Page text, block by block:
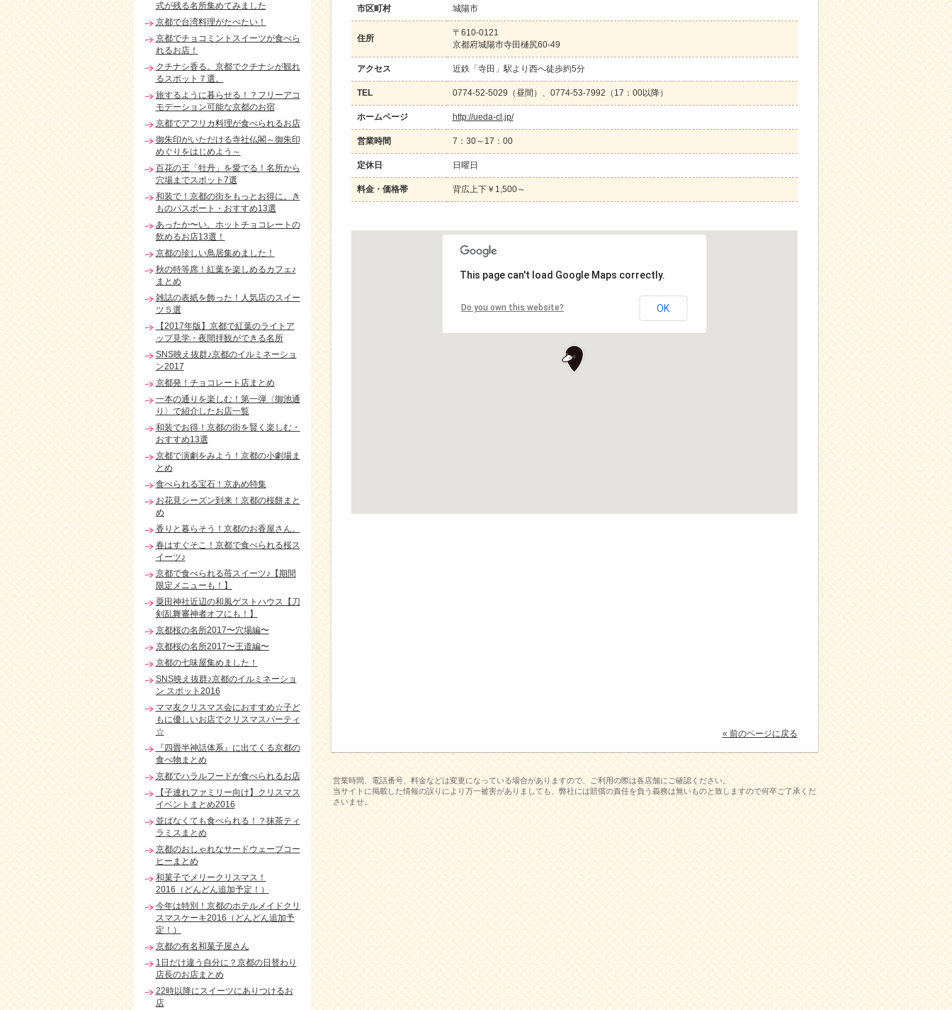
市区町村 城陽市
住所
〒610-0121
京都府城陽市寺田樋尻60-49
アクセス 近鉄「寺田」駅より西へ徒歩約5分
TEL 0774-52-5029（昼間）、0774-53-7992（17：00以降）
ホームページ http://ueda-cl.jp/
営業時間 7：30～17：00
定休日 日曜日
料金・価格帯 背広上下￥1,500～
This page can't load Google Maps correctly.
Do you own this website? OK
« 前のページに戻る
営業時間、電話番号、料金などは変更になっている場合がありますので、ご利用の際は各店舗にご確認ください。
当サイトに掲載した情報の誤りにより万一被害がありましても、弊社には賠償の責任を負う義務は無いものと致しますので何卒ご了承くだ
さいませ。
式が残る名所集めてみました
京都で台湾料理がたべたい！
京都でチョコミントスイーツが食べら
れるお店！
クチナシ香る。京都でクチナシが観れ
るスポット７選。
旅するように暮らせる！？フリーアコ
モデーション可能な京都のお宿
京都でアフリカ料理が食べられるお店
御朱印がいただける寺社仏閣～御朱印
めぐりをはじめよう～
百花の王「牡丹」を愛でる！名所から
穴場までスポット7選
和装で！京都の街をもっとお得に。き
ものパスポート・おすすめ13選
あったか〜い。ホットチョコレートの
飲めるお店13選！
京都の珍しい鳥居集めました！
秋の特等席！紅葉を楽しめるカフェ♪
まとめ
雑誌の表紙を飾った！人気店のスイー
ツ５選
【2017年版】京都で紅葉のライトア
ップ見学・夜間拝観ができる名所
SNS映え抜群♪京都のイルミネーショ
ン2017
京都発！チョコレート店まとめ
一本の通りを楽しむ！第一弾〈御池通
り〉で紹介したお店一覧
和装でお得！京都の街を賢く楽しむ・
おすすめ13選
京都で演劇をみよう！京都の小劇場ま
とめ
食べられる宝石！京あめ特集
お花見シーズン到来！京都の桜餅まと
め
香りと暮らそう！京都のお香屋さん。
春はすぐそこ！京都で食べられる桜ス
イーツ♪
京都で食べられる苺スイーツ♪【期間
限定メニューも！】
粟田神社近辺の和風ゲストハウス【刀
剣乱舞審神者オフにも！】
京都桜の名所2017〜穴場編〜
京都桜の名所2017〜王道編〜
京都の七味屋集めました！
SNS映え抜群♪京都のイルミネーショ
ン スポット2016
ママ友クリスマス会におすすめ☆子ど
もに優しいお店でクリスマスパーティ
☆
『四畳半神話体系』に出てくる京都の
食べ物まとめ
京都でハラルフードが食べられるお店
【子連れファミリー向け】クリスマス
イベントまとめ2016
並ばなくても食べられる！？抹茶ティ
ラミスまとめ
京都のおしゃれなサードウェーブコー
ヒーまとめ
和菓子でメリークリスマス！
2016（どんどん追加予定！）
今年は特別！京都のホテルメイドクリ
スマスケーキ2016（どんどん追加予
定！）
京都の有名和菓子屋さん
1日だけ違う自分に？京都の日替わり
店長のお店まとめ
22時以降にスイーツにありつけるお
店